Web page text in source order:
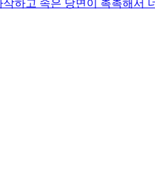
하고 속은 당면이 촉촉해서